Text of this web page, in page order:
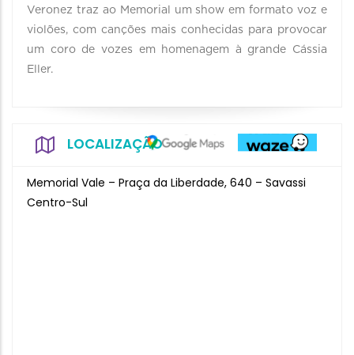
Veronez traz ao Memorial um show em formato voz e
violões, com canções mais conhecidas para provocar
um coro de vozes em homenagem à grande Cássia
Eller.
LOCALIZAÇÃO
Memorial Vale – Praça da Liberdade, 640 – Savassi
Centro-Sul